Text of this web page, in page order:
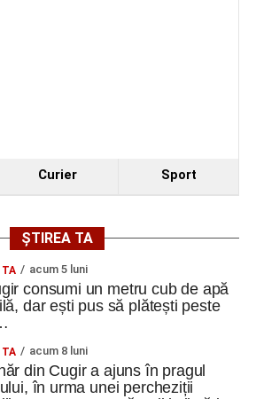
Curier Sport
ȘTIREA TA
TA acum 5 luni
consumi un metru cub de apă
dar ești pus să plătești peste
TA acum 8 luni
din Cugir a ajuns în pragul
în urma unei percheziții